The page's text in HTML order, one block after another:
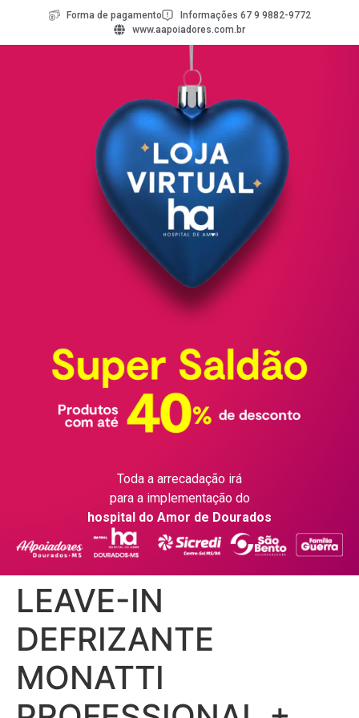
Forma de pagamento
Informações 67 9 9882-9772
www.aapoiadores.com.br
Toda a arrecadação irá
para a implementação do
hospital do Amor de Dourados
LEAVE-IN
DEFRIZANTE
MONATTI